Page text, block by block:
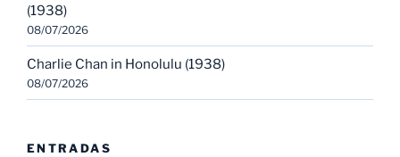
(1938)
08/07/2026
Charlie Chan in Honolulu (1938)
08/07/2026
ENTRADAS